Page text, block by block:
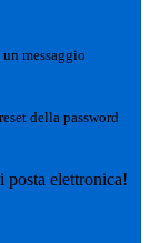
messaggio
della password
posta elettronica!